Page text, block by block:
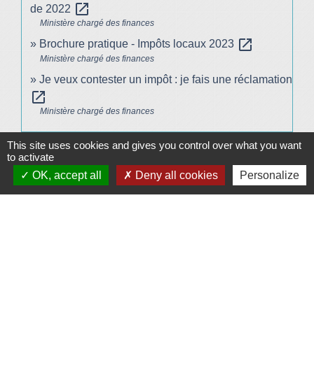
de 2022 open_in_new
Ministère chargé des finances
Brochure pratique - Impôts locaux 2023 open_in_new
Ministère chargé des finances
Je veux contester un impôt : je fais une réclamation
open_in_new
Ministère chargé des finances
Signaler une erreur sur cette page
This site uses cookies and gives you control over what you want
to activate
OK, accept all
Deny all cookies Personalize